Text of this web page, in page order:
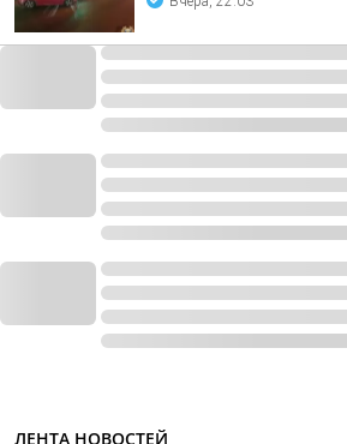
ЛЕНТА НОВОСТЕЙ